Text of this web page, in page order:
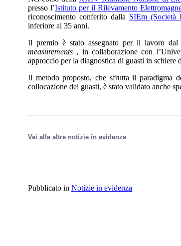
presso l’Istituto per il Rilevamento
riconoscimento conferito dalla SIEm (Società
inferiore ai 35 anni.
Il premio è stato assegnato per il lavoro
measurements , in collaborazione con
approccio per la diagnostica di guasti in schiere
Il metodo proposto, che sfrutta il paradigma
collocazione dei guasti, è stato validato anche
Vai alle altre notizie in evidenza
Pubblicato in Notizie in evidenza